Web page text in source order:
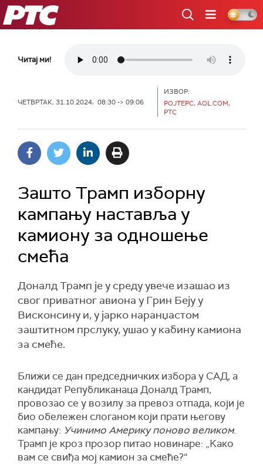
РТС
Читај ми!
ЧЕТВРТАК, 31.10.2024, 08:30 -> 09:06
ИЗВОР:
РОЈТЕРС, AOL.COM,
РТС
Зашто Трамп изборну
кампању наставља у
камиону за одношење
смећа
Доналд Трамп је у среду увече изашао из
свог приватног авиона у Грин Беју у
Висконсину и, у јарко наранџастом
заштитном прслуку, ушао у кабину камиона
за смеће.
Ближи се дан председничких избора у САД, а
кандидат Републиканаца Доналд Трамп,
провозао се у возилу за превоз отпада, који је
био обележен слоганом који прати његову
кампању: Учинимо Америку поново великом.
Трамп је кроз прозор питао новинаре: „Како
вам се свиђа мој камион за смеће?“